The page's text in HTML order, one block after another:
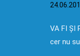
VA FI ȘI
cer nu